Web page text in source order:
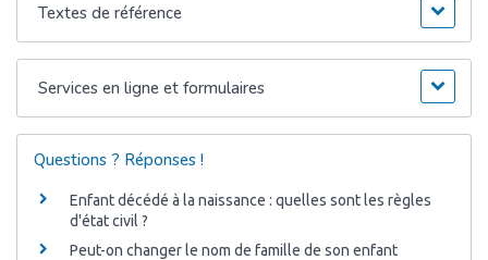
Textes de référence
Services en ligne et formulaires
Questions ? Réponses !
Enfant décédé à la naissance : quelles sont les règles
d'état civil ?
Peut-on changer le nom de famille de son enfant